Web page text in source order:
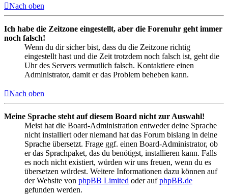
Nach oben
Ich habe die Zeitzone eingestellt, aber die Forenuhr geht immer
noch falsch!
Wenn du dir sicher bist, dass du die Zeitzone richtig
eingestellt hast und die Zeit trotzdem noch falsch ist, geht die
Uhr des Servers vermutlich falsch. Kontaktiere einen
Administrator, damit er das Problem beheben kann.
Nach oben
Meine Sprache steht auf diesem Board nicht zur Auswahl!
Meist hat die Board-Administration entweder deine Sprache
nicht installiert oder niemand hat das Forum bislang in deine
Sprache übersetzt. Frage ggf. einen Board-Administrator, ob
er das Sprachpaket, das du benötigst, installieren kann. Falls
es noch nicht existiert, würden wir uns freuen, wenn du es
übersetzen würdest. Weitere Informationen dazu können auf
der Website von phpBB Limited oder aufphpBB.de
gefunden werden.